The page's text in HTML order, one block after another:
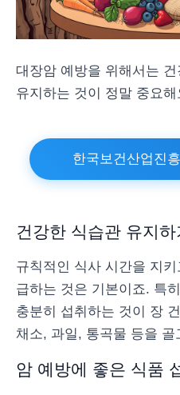
대장암 예방을 위해서는
유지하는 것이 정말 중요해
한국보건산업진
건강한 식습관 유지하
규칙적인 식사 시간을 지
급하는 것은 기본이죠. 특
충분히 섭취하는 것이 장
채소, 과일, 통곡물 등을
암 예방에 좋은 식품